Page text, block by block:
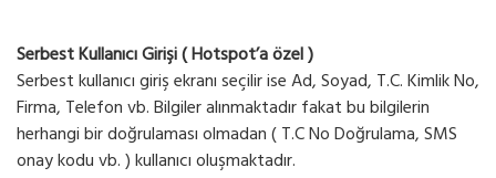
Serbest Kullanıcı Girişi ( Hotspot’a özel )
Serbest kullanıcı giriş ekranı seçilir ise Ad, Soyad, T.C. Kimlik No,
Firma, Telefon vb. Bilgiler alınmaktadır fakat bu bilgilerin
herhangi bir doğrulaması olmadan ( T.C No Doğrulama, SMS
onay kodu vb. ) kullanıcı oluşmaktadır.